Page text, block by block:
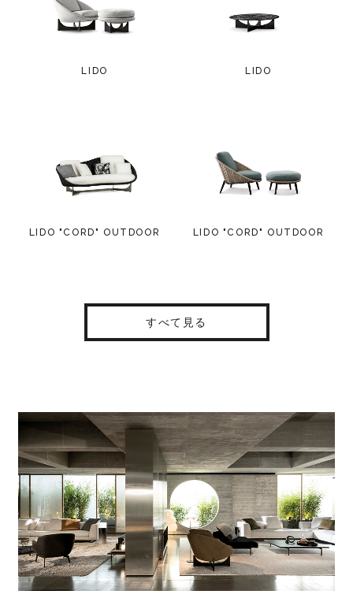
LIDO LIDO
LIDO "CORD" OUTDOOR LIDO "CORD" OUTDOOR
すべて見る